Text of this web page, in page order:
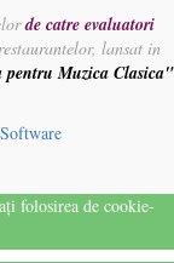
de catre evaluatori
lansat in
pentru Muzica Clasica"
folosirea de cookie-